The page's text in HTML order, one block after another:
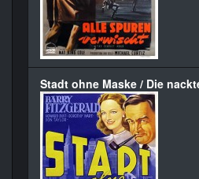
Stadt ohne Maske / Die